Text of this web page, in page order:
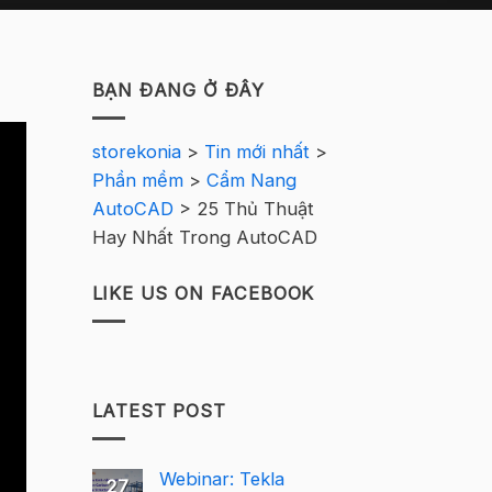
BẠN ĐANG Ở ĐÂY
storekonia> Tin mới nhất>
Phần mềm> Cẩm Nang
AutoCAD > 25 Thủ Thuật
Hay Nhất Trong AutoCAD
LIKE US ON FACEBOOK
LATEST POST
27
Webinar: Tekla